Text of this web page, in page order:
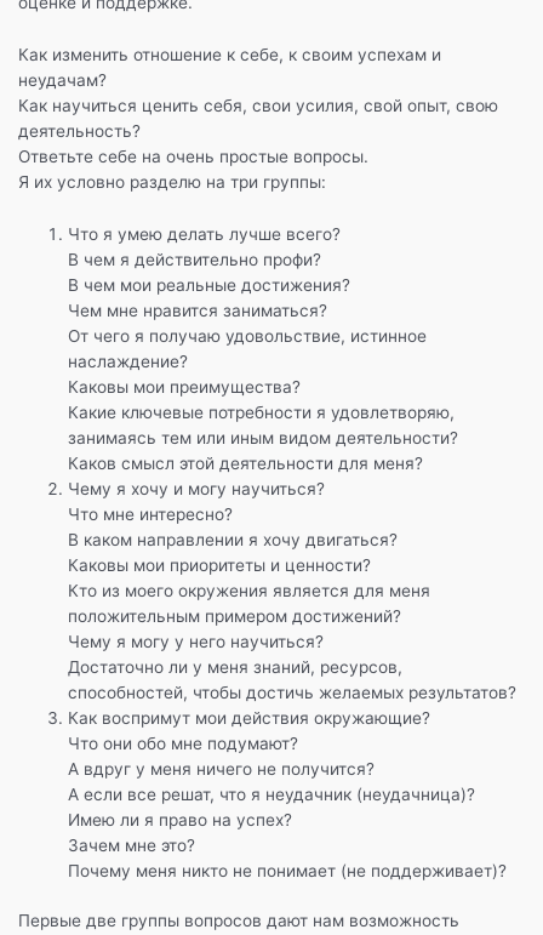
Как изменить отношение к себе, к своим успехам и
неудачам?
Как научиться ценить себя, свои усилия, свой опыт, свою
деятельность?
Ответьте себе на очень простые вопросы.
Я их условно разделю на три группы:
Что я умею делать лучше всего?
В чем я действительно профи?
В чем мои реальные достижения?
Чем мне нравится заниматься?
От чего я получаю удовольствие, истинное
наслаждение?
Каковы мои преимущества?
Какие ключевые потребности я удовлетворяю,
занимаясь тем или иным видом деятельности?
Каков смысл этой деятельности для меня?
Чему я хочу и могу научиться?
Что мне интересно?
В каком направлении я хочу двигаться?
Каковы мои приоритеты и ценности?
Кто из моего окружения является для меня
положительным примером достижений?
Чему я могу у него научиться?
Достаточно ли у меня знаний, ресурсов,
способностей, чтобы достичь желаемых результатов?
Как воспримут мои действия окружающие?
Что они обо мне подумают?
А вдруг у меня ничего не получится?
А если все решат, что я неудачник (неудачница)?
Имею ли я право на успех?
Зачем мне это?
Почему меня никто не понимает (не поддерживает)?
Первые две группы вопросов дают нам возможность